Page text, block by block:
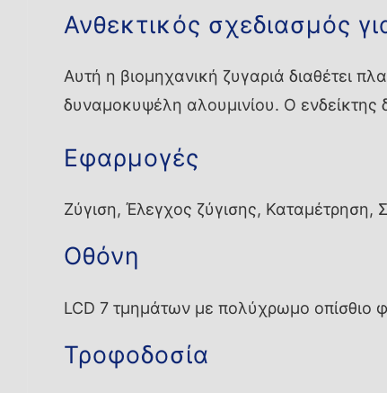
Ανθεκτικός σχεδιασμός
Αυτή η βιομηχανική ζυγαριά διαθέτει
δυναμοκυψέλη αλουμινίου. Ο ενδείκτης
Εφαρμογές
Ζύγιση, Έλεγχος ζύγισης, Καταμέτρηση,
Οθόνη
LCD 7 τμημάτων με πολύχρωμο οπίσθιο
Τροφοδοσία